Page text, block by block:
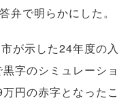
弁で明らかにした。
が示した24年度の入
字のシミュレーショ
円の赤字となったこ